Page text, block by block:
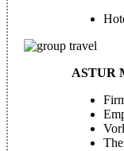
ASTUR